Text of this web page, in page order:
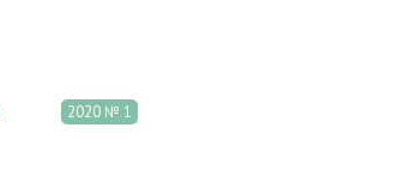
2020 № 1